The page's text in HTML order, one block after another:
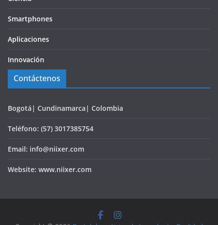
Smartphones
Aplicaciones
Innovación
Contáctenos
Bogotá| Cundinamarca| Colombia
Teléfono: (57) 3017385754
Email: info@niixer.com
Website: www.niixer.com